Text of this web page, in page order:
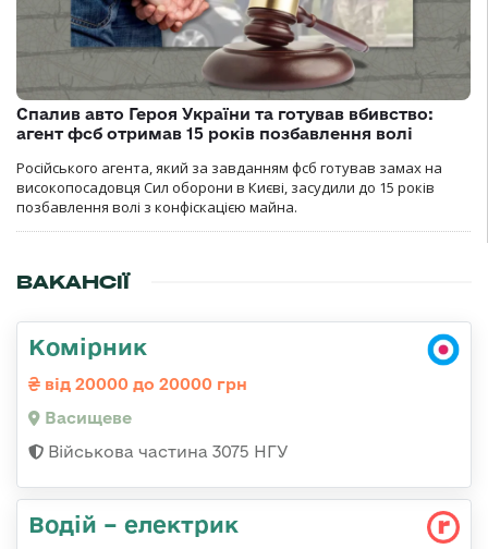
Спалив авто Героя України та готував вбивство:
агент фсб отримав 15 років позбавлення волі
Російського агента, який за завданням фсб готував замах на
високопосадовця Сил оборони в Києві, засудили до 15 років
позбавлення волі з конфіскацією майна.
ВАКАНСІЇ
Комірник
від 20000 до 20000 грн
Васищеве
Військова частина 3075 НГУ
Водій – електрик